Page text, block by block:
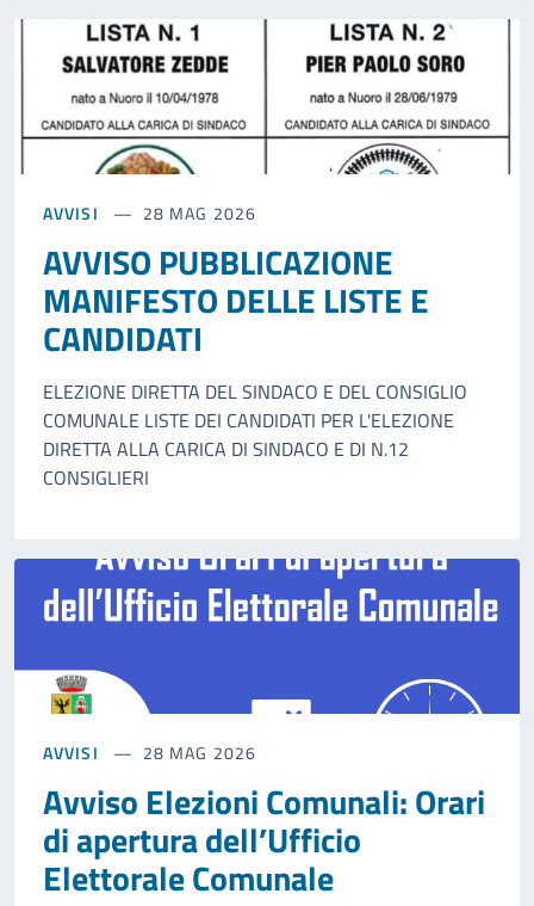
AVVISI 28 MAG 2026
AVVISO PUBBLICAZIONE
MANIFESTO DELLE LISTE E
CANDIDATI
ELEZIONE DIRETTA DEL SINDACO E DEL CONSIGLIO
COMUNALE LISTE DEI CANDIDATI PER L'ELEZIONE
DIRETTA ALLA CARICA DI SINDACO E DI N.12
CONSIGLIERI
AVVISI 28 MAG 2026
Avviso Elezioni Comunali: Orari
di apertura dell’Ufficio
Elettorale Comunale